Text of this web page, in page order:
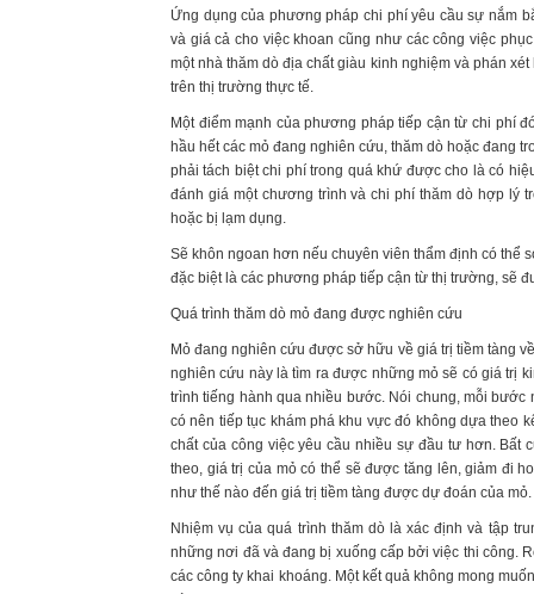
Ứng dụng của phương pháp chi phí yêu cầu sự nắm
và giá cả cho việc khoan cũng như các công việc
một nhà thăm dò địa chất giàu kinh nghiệm và phán
trên thị trường thực tế.
Một điểm mạnh của phương pháp tiếp cận từ chi phí
hầu hết các mỏ đang nghiên cứu, thăm dò hoặc đang
phải tách biệt chi phí trong quá khứ được cho là có
đánh giá một chương trình và chi phí thăm dò hợp lý
hoặc bị lạm dụng.
Sẽ khôn ngoan hơn nếu chuyên viên thẩm định có thể
đặc biệt là các phương pháp tiếp cận từ thị trường, sẽ
Quá trình thăm dò mỏ đang được nghiên cứu
Mỏ đang nghiên cứu được sở hữu về giá trị tiềm tàng
nghiên cứu này là tìm ra được những mỏ sẽ có giá trị
trình tiếng hành qua nhiều bước. Nói chung, mỗi bước
có nên tiếp tục khám phá khu vực đó không dựa theo
chất của công việc yêu cầu nhiều sự đầu tư hơn.
theo, giá trị của mỏ có thể sẽ được tăng lên, giảm đi
như thế nào đến giá trị tiềm tàng được dự đoán của mỏ.
Nhiệm vụ của quá trình thăm dò là xác định và tập
những nơi đã và đang bị xuống cấp bởi việc thi công.
các công ty khai khoáng. Một kết quả không mong